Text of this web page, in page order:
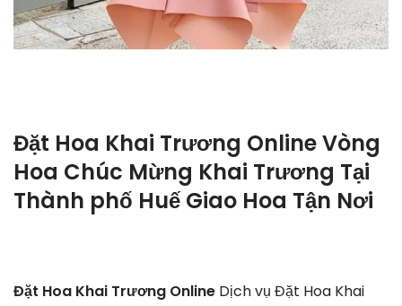
Đặt Hoa Khai Trương Online Vòng
Hoa Chúc Mừng Khai Trương Tại
Thành phố Huế Giao Hoa Tận Nơi
Đặt Hoa Khai Trương Online Dịch vụ Đặt Hoa Khai